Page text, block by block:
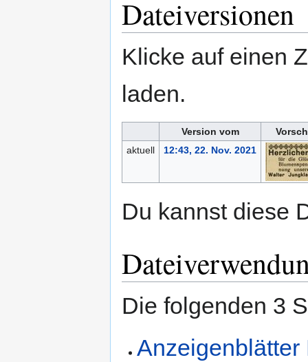
Dateiversionen
Klicke auf einen
laden.
Version vom
aktuell
12:43, 22. Nov. 2021
Du kannst diese
Die folgenden 3